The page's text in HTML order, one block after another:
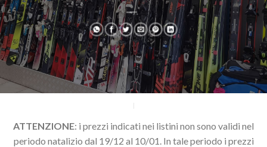
___
ATTENZIONE: i prezzi indicati nei listini non sono validi nel
periodo natalizio dal 19/12 al 10/01. In tale periodo i prezzi